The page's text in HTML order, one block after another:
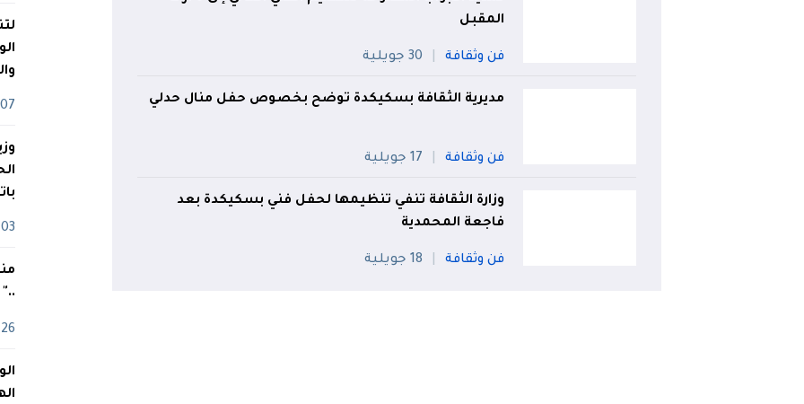
المقبل
فن وثقافة 30 جويلية
مديرية الثقافة بسكيكدة توضح بخصوص حفل منال حدلي
فن وثقافة 17 جويلية
وزارة الثقافة تنفي تنظيمها لحفل فني بسكيكدة بعد
فاجعة المحمدية
فن وثقافة 18 جويلية
07 ماي
03 ماي
.."
26 أفريل